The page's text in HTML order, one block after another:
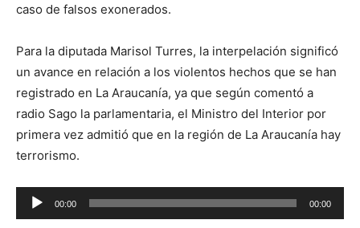
caso de falsos exonerados.
Para la diputada Marisol Turres, la interpelación significó
un avance en relación a los violentos hechos que se han
registrado en La Araucanía, ya que según comentó a
radio Sago la parlamentaria, el Ministro del Interior por
primera vez admitió que en la región de La Araucanía hay
terrorismo.
Reproductor
de
00:00 00:00